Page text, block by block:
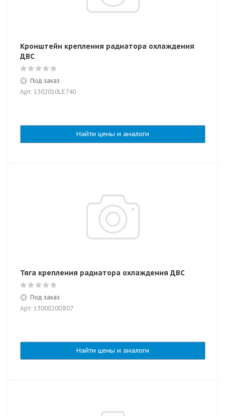
Кронштейн крепления радиатора охлаждения
ДВС
Под заказ
Арт: 1302010LE740
Найти цены и аналоги
Тяга крепления радиатора охлаждения ДВС
Под заказ
Арт: 1300020D807
Найти цены и аналоги